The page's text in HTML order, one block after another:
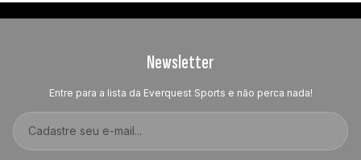
Newsletter
Entre para a lista da Everquest Sports e não perca nada!